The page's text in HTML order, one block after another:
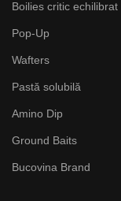
Boilies critic echilibrat
Pop-Up
Wafters
Pastă solubilă
Amino Dip
Ground Baits
Bucovina Brand